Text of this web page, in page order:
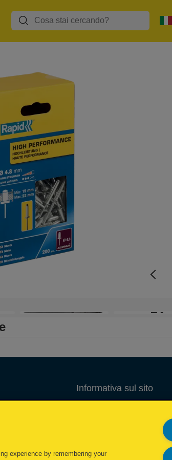
+2
Informativa sul sito
Gestione dei miei dati
experience by remembering your